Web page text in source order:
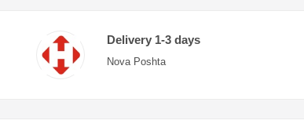
Delivery 1-3 days
Nova Poshta